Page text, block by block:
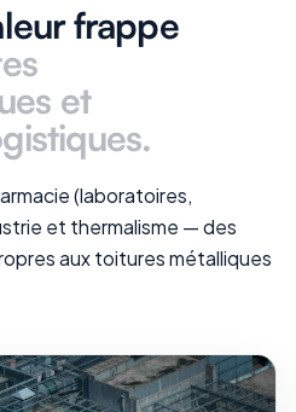
frappe
et
.
(laboratoires,
et thermalisme — des
aux toitures métalliques